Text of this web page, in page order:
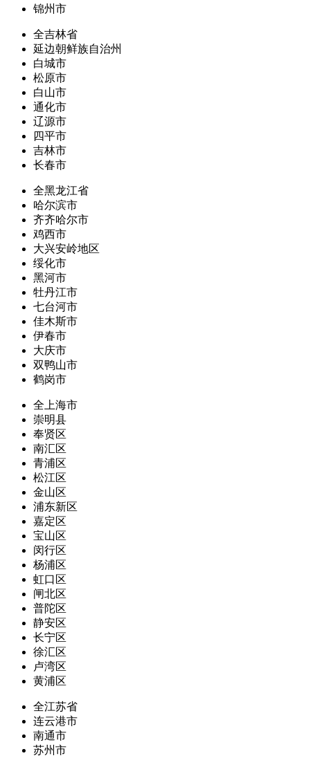
锦州市
全吉林省
延边朝鲜族自治州
白城市
松原市
白山市
通化市
辽源市
四平市
吉林市
长春市
全黑龙江省
哈尔滨市
齐齐哈尔市
鸡西市
大兴安岭地区
绥化市
黑河市
牡丹江市
七台河市
佳木斯市
伊春市
大庆市
双鸭山市
鹤岗市
全上海市
崇明县
奉贤区
南汇区
青浦区
松江区
金山区
浦东新区
嘉定区
宝山区
闵行区
杨浦区
虹口区
闸北区
普陀区
静安区
长宁区
徐汇区
卢湾区
黄浦区
全江苏省
连云港市
南通市
苏州市